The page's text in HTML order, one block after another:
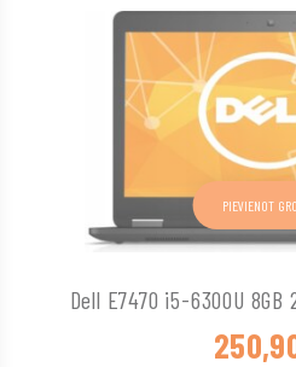
Dell E7470 i5-6300U 8GB
PIEVIENOT